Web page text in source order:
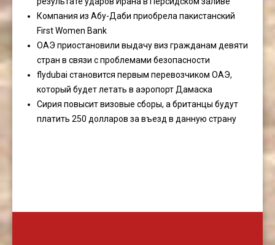
Компания из Абу-Даби приобрела пакистанский
First Women Bank
ОАЭ приостановили выдачу виз гражданам девяти
стран в связи с проблемами безопасности
flydubai становится первым перевозчиком ОАЭ,
который будет летать в аэропорт Дамаска
Сирия повысит визовые сборы, а британцы будут
платить 250 долларов за въезд в данную страну